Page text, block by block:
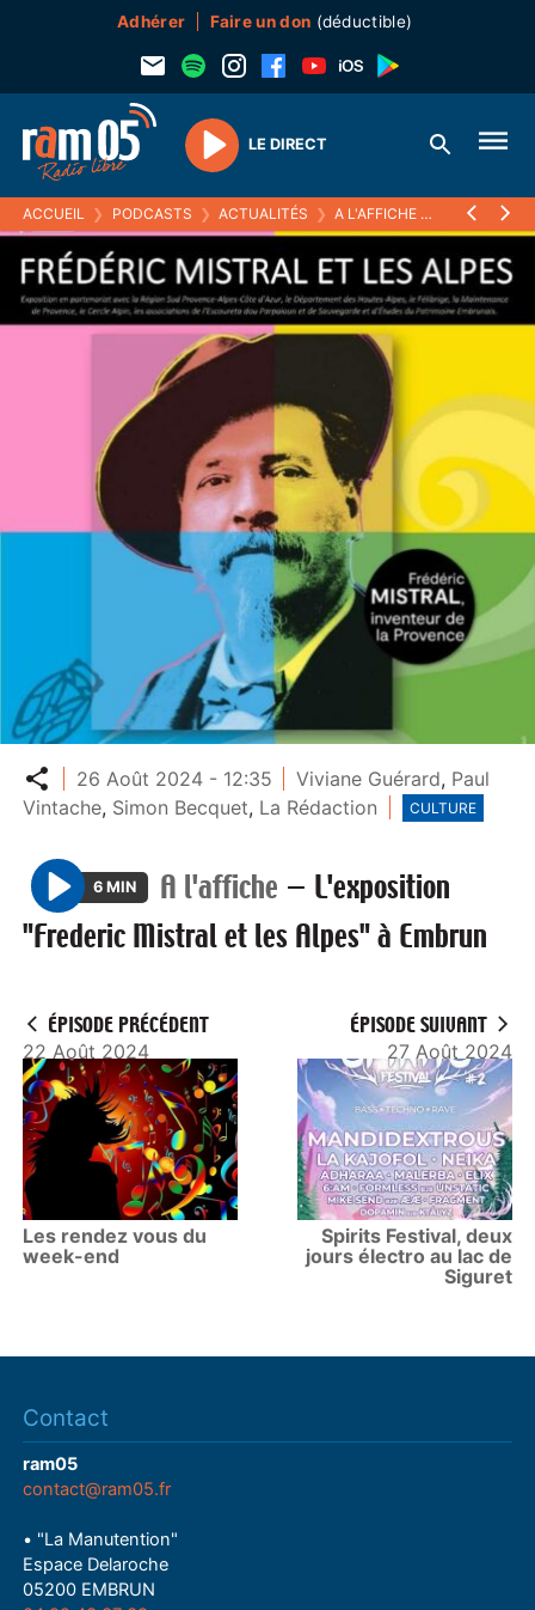
Adhérer Faire un don (déductible)
Play
LE DIRECT
ACCUEIL ❯ PODCASTS ❯ ACTUALITÉS ❯ A L'AFFICHE ❯
Partager
26 Août 2024 - 12:35 Viviane Guérard, Paul
Vintache, Simon Becquet, La Rédaction CULTURE
P
l
6 MIN A l'affiche — L'exposition
"Frederic Mistral et les Alpes" à Embrun
ÉPISODE PRÉCÉDENT
22 Août 2024
Les rendez vous du
week-end
ÉPISODE SUIVANT
27 Août 2024
Spirits Festival, deux
jours électro au lac de
Siguret
Contact
ram05
contact@ram05.fr
• "La Manutention"
Espace Delaroche
05200 EMBRUN